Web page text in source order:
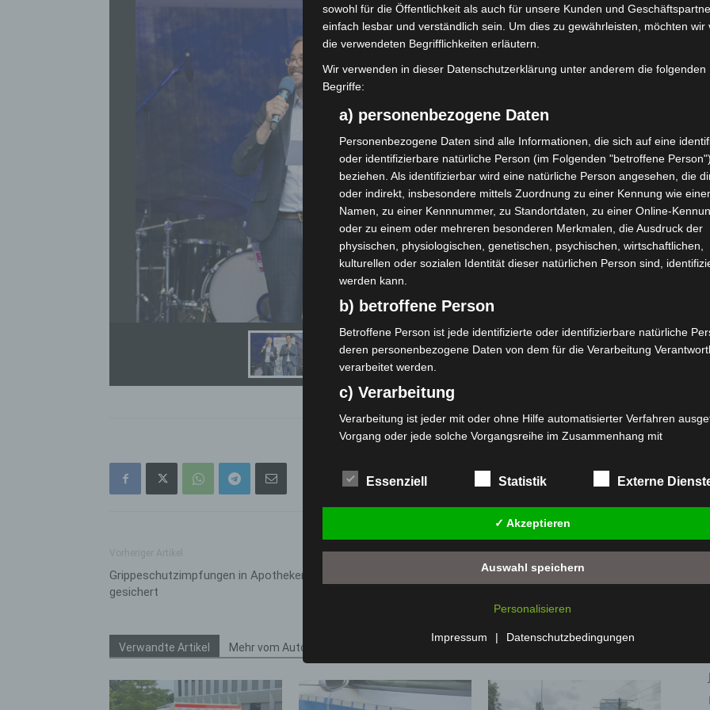
Regionsentdeckertag 2025 - Foto: Region Hannover / Iris Terzka
Grippeschutzimpfungen in Apotheken dauerhaft
gesichert
Nächster Artikel
Verkehrsunfall auf Bahnbrücke legt Zugverkehr
Verwandte Artikel Mehr vom Autor
sowohl für die Öffentlichkeit als auch für unsere Kunden und
einfach lesbar und verständlich sein. Um dies zu gewährleisten, möchten wir
die verwendeten Begrifflichkeiten erläutern.
Wir verwenden in dieser Datenschutzerklärung unter anderem die folgenden
Begriffe:
a) personenbezogene Daten
Personenbezogene Daten sind alle Informationen, die sich auf eine
oder identifizierbare natürliche Person (im Folgenden "betroffene Person")
beziehen. Als identifizierbar wird eine natürliche Person angesehen, die
oder indirekt, insbesondere mittels Zuordnung zu einer Kennung wie
Namen, zu einer Kennnummer, zu Standortdaten, zu einer Online-
oder zu einem oder mehreren besonderen Merkmalen, die Ausdruck der
physischen, physiologischen, genetischen, psychischen, wirtschaftlichen,
kulturellen oder sozialen Identität dieser natürlichen Person sind,
werden kann.
b) betroffene Person
Betroffene Person ist jede identifizierte oder identifizierbare natürliche
deren personenbezogene Daten von dem für die Verarbeitung
verarbeitet werden.
c) Verarbeitung
Verarbeitung ist jeder mit oder ohne Hilfe automatisierter Verfahren
Vorgang oder jede solche Vorgangsreihe im Zusammenhang mit
das Ordnen, die Speicherung, die Anpassung oder Veränderung, das
das Abfragen, die Verwendung, die Offenlegung durch Übermittlung,
oder eine andere Form der Bereitstellung, den Abgleich oder die
die Einschränkung, das Löschen oder die Vernichtung.
d) Einschränkung der Verarbeitung
Einschränkung der Verarbeitung ist die Markierung gespeicherter
Profiling ist jede Art der automatisierten Verarbeitung personenbezogener
Daten, die darin besteht, dass diese personenbezogenen Daten
werden, um bestimmte persönliche Aspekte, die sich auf eine natürliche
Essenziell Statistik Externe
✓ Akzeptieren
Auswahl speichern
Personalisieren
Impressum | Datenschutzbedingungen